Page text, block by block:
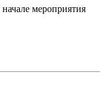
мероприятия